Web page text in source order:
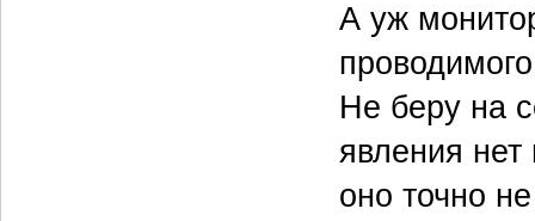
А уж
Не беру на
явления
оно точно